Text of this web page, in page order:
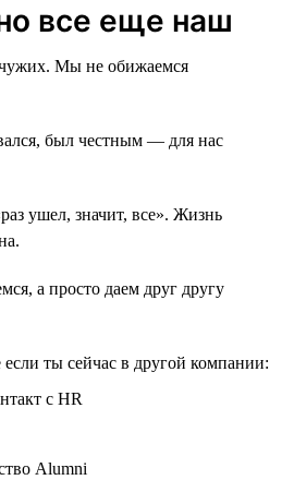
все еще наш
Мы не обижаемся
был честным — для нас
ушел, значит, все». Жизнь
а просто даем друг другу
если ты сейчас в другой компании:
с HR
Alumni